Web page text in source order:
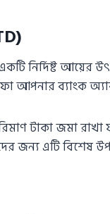
নির্দিষ্ট আয়ের
আপনার ব্যাংক
টাকা জমা রাখা
জন্য এটি বিশেষ